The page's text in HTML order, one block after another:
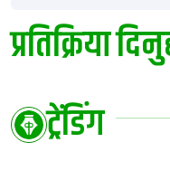
प्रतिक्रिया
ट्रेंडिंग